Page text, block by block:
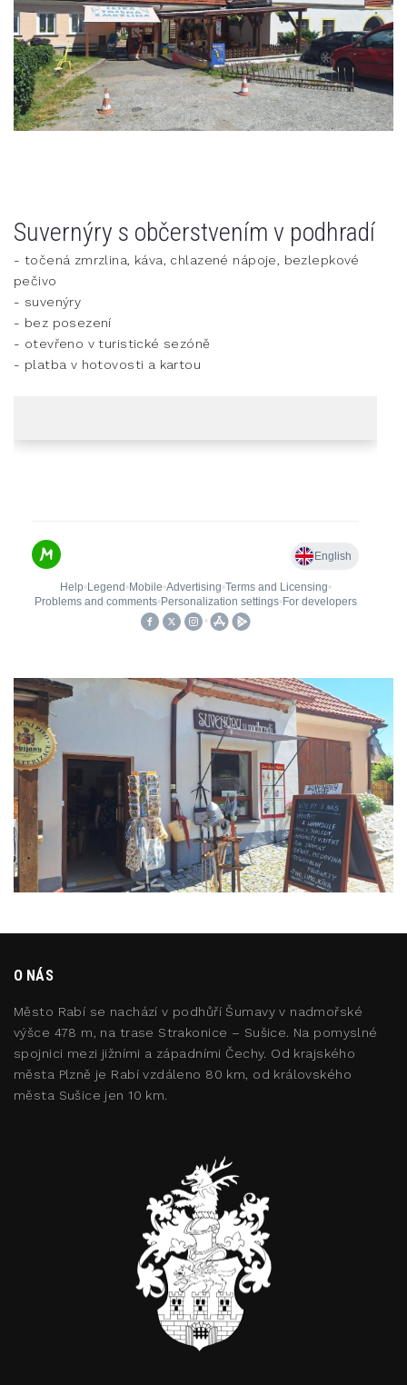
Suvernýry s občerstvením v podhradí
- točená zmrzlina, káva, chlazené nápoje, bezlepkové
pečivo
- suvenýry
- bez posezení
- otevřeno v turistické sezóně
- platba v hotovosti a kartou
O NÁS
Město Rabí se nachází v podhůří Šumavy v nadmořské
výšce 478 m, na trase Strakonice – Sušice. Na pomyslné
spojnici mezi jižními a západními Čechy. Od krajského
města Plzně je Rabí vzdáleno 80 km, od královského
města Sušice jen 10 km.